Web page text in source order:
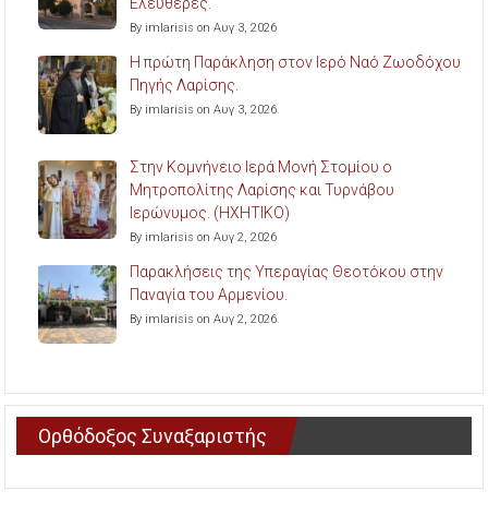
By imlarisis on Αυγ 3, 2026
Η πρώτη Παράκληση στον Ιερό Ναό Ζωοδόχου
Πηγής Λαρίσης.
By imlarisis on Αυγ 3, 2026
Στην Κομνήνειο Ιερά Μονή Στομίου ο
Μητροπολίτης Λαρίσης και Τυρνάβου
Ιερώνυμος. (ΗΧΗΤΙΚΟ)
By imlarisis on Αυγ 2, 2026
Παρακλήσεις της Υπεραγίας Θεοτόκου στην
Παναγία του Αρμενίου.
By imlarisis on Αυγ 2, 2026
Ορθόδοξος Συναξαριστής